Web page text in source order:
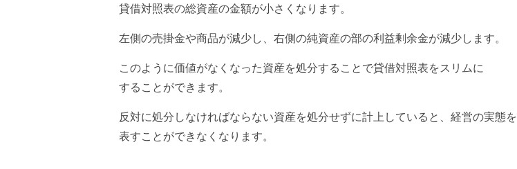
貸借対照表の総資産の金額が小さくなります。
左側の売掛金や商品が減少し、右側の純資産の部の利益剰余金が減少します。
このように価値がなくなった資産を処分することで貸借対照表をスリムに
することができます。
反対に処分しなければならない資産を処分せずに計上していると、経営の実態を
表すことができなくなります。